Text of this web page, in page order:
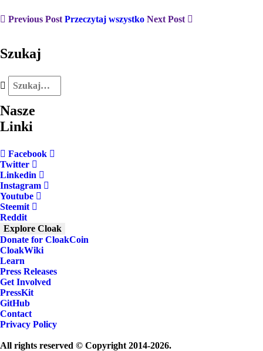
Previous Post Przeczytaj wszystko Next Post
Szukaj
Nasze
Linki
Facebook
Twitter
Linkedin
Instagram
Youtube
Steemit
Reddit
Explore Cloak
Donate for CloakCoin
CloakWiki
Learn
Press Releases
Get Involved
PressKit
GitHub
Contact
Privacy Policy
All rights reserved © Copyright 2014-2026.